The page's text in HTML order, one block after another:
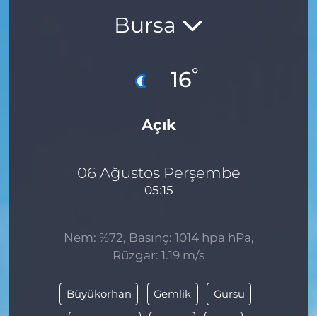
Bursa
16°
Açık
06 Ağustos Perşembe
05:15
Nem: %72, Basınç: 1014 hpa hPa,
Rüzgar: 1.19 m/s
Büyükorhan Gemlik Gürsu
GÜNCEL